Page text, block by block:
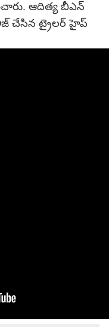
ఆదిత్య బీఎన్
చేసిన ట్రైలర్ హైప్